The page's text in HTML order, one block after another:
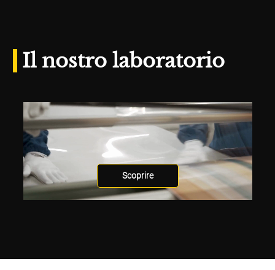
Il nostro laboratorio
Scoprire